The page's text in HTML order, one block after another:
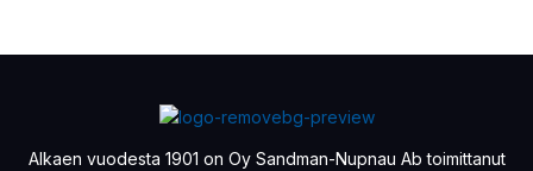
Alkaen vuodesta 1901 on Oy Sandman-Nupnau Ab toimittanut